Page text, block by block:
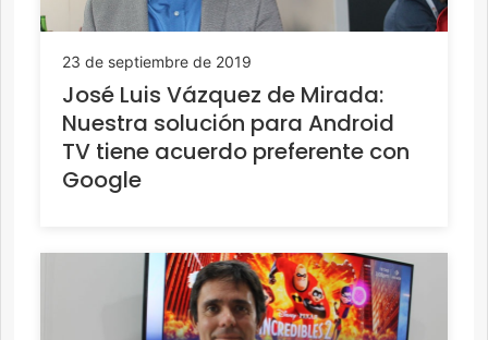
23 de septiembre de 2019
José Luis Vázquez de Mirada:
Nuestra solución para Android
TV tiene acuerdo preferente con
Google